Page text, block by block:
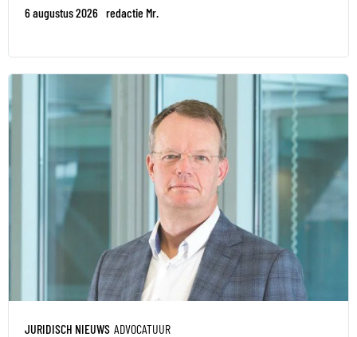
6 augustus 2026 redactie Mr.
JURIDISCH NIEUWS ADVOCATUUR